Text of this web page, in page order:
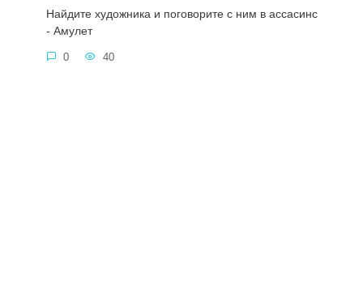
Найдите художника и поговорите с ним в ассасинс
- Амулет
0 40